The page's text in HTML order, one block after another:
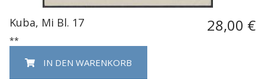
Kuba, Mi Bl. 17 28,00 €
**
IN DEN WARENKORB